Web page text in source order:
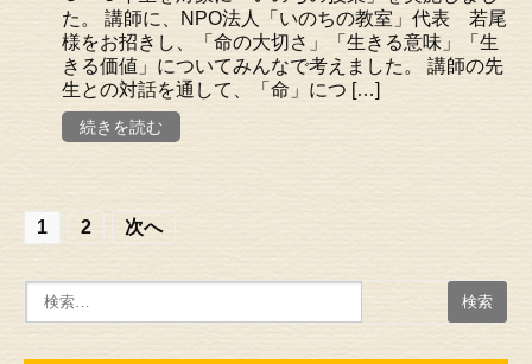
た。 講師に、NPO法人「いのちの教室」代表 若尾
様をお招きし、「命の大切さ」「生きる意味」「生
きる価値」についてみんなで考えました。 講師の先
生との対話を通して、「命」につ […]
続きを読む
投
稿
の
1 2 次へ